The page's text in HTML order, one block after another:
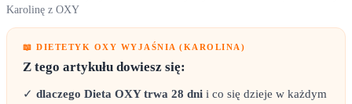
Karolinę z OXY
📖 DIETETYK OXY WYJAŚNIA (KAROLINA)
Z tego artykułu dowiesz się:
✓ dlaczego Dieta OXY trwa 28 dni i co się dzieje w każdym